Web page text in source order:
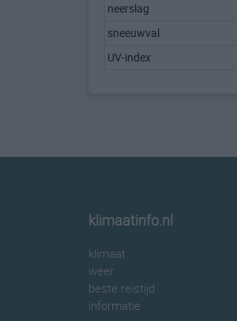
neerslag
sneeuwval
UV-index
klimaatinfo.nl
klimaat
weer
beste reistijd
informatie